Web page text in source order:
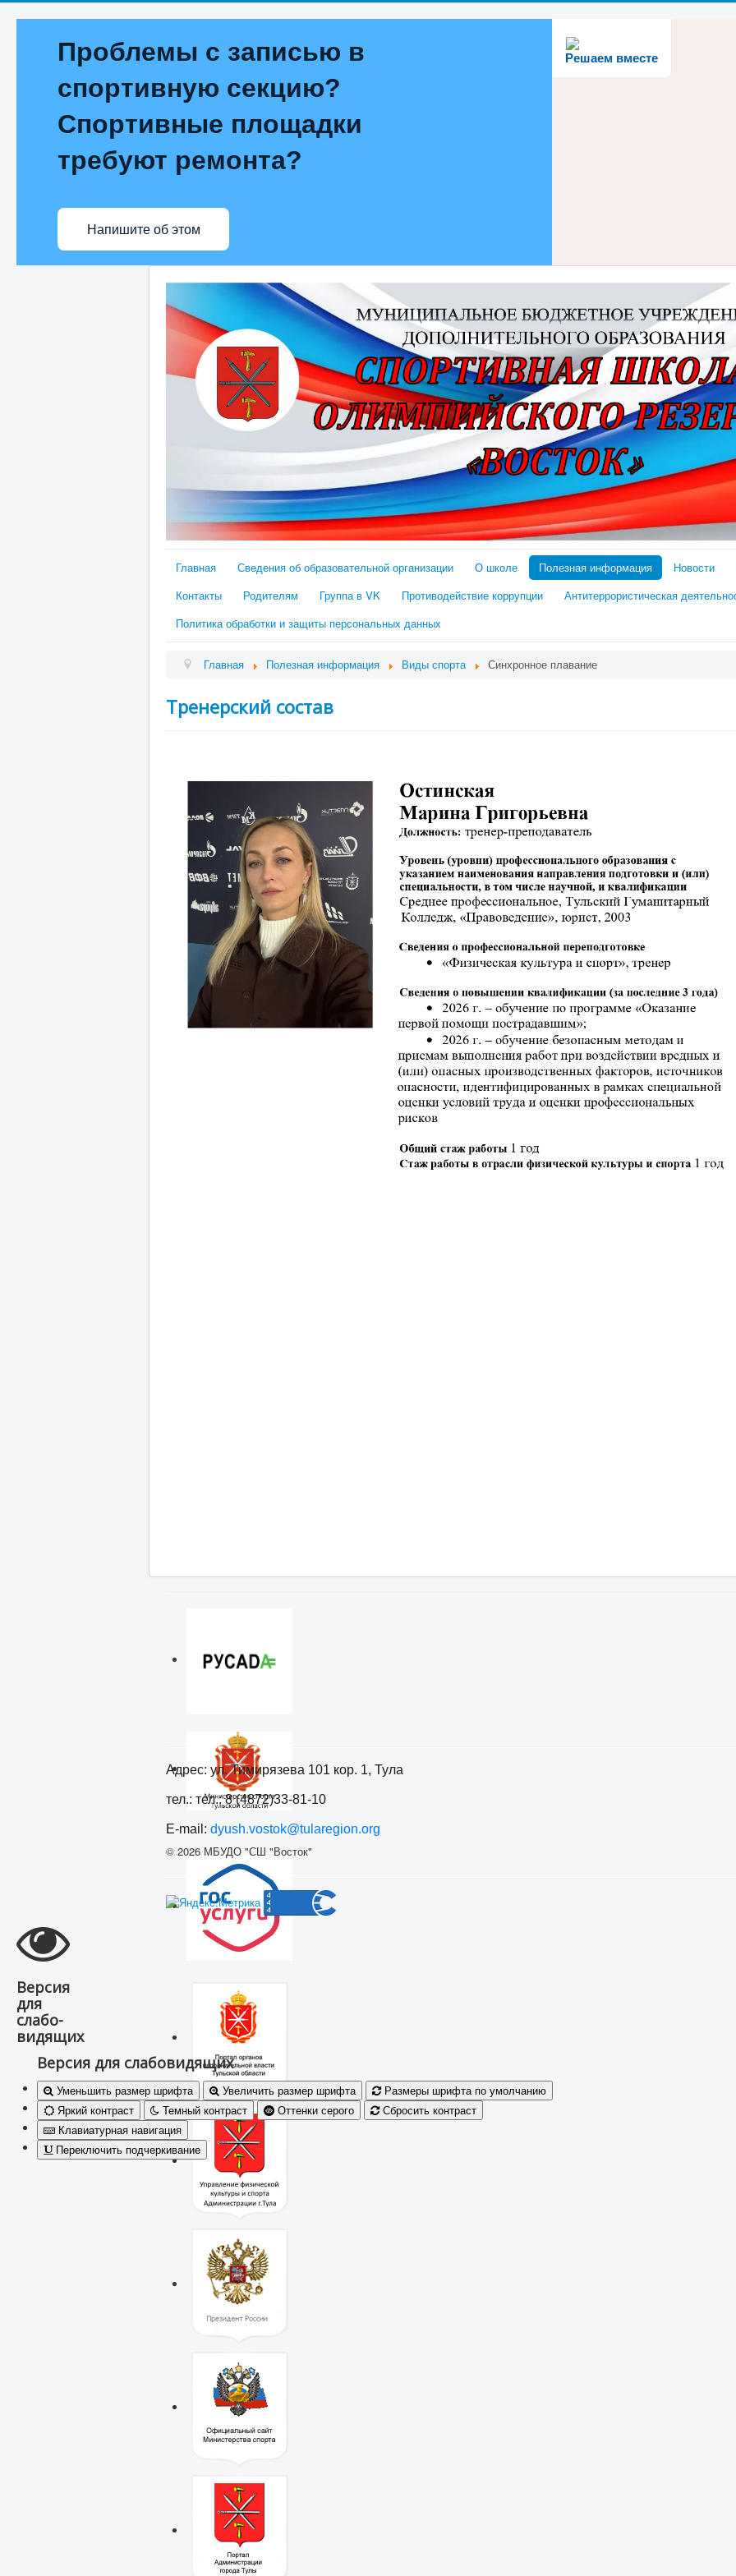
Решаем вместе
Проблемы с записью в
спортивную секцию?
Спортивные площадки
требуют ремонта?
Напишите об этом
Главная Сведения об образовательной организации О школе Полезная информация Новости
Контакты
Родителям Группа в VK Противодействие коррупции Антитеррористическая
Политика обработки и защиты персональных данных
Главная Полезная информация Виды спорта Синхронное плавание
Тренерский состав
Адрес: ул. Тимирязева 101 кор. 1, Тула
тел.: тел.: 8 (4872)33-81-10
E-mail: dyush.vostok@tularegion.org
© 2026 МБУДО "СШ "Восток"
Версия
для
слабо-
видящих
Версия для слабовидящих
Уменьшить размер шрифта Увеличить размер шрифта
Размеры шрифта по умолчанию
Яркий контраст
Темный контраст Оттенки серого
Сбросить контраст
Клавиатурная навигация
Переключить подчеркивание